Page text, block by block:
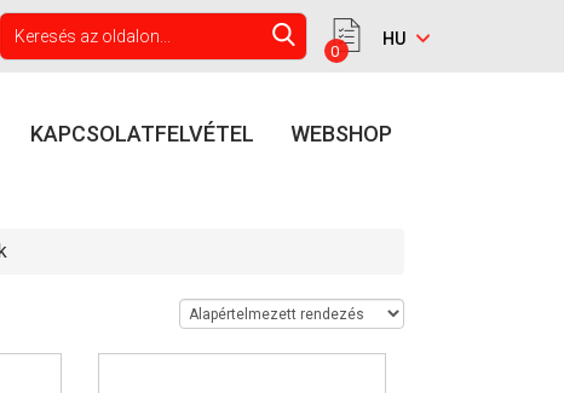
0
KAPCSOLATFELVÉTEL WEBSHOP